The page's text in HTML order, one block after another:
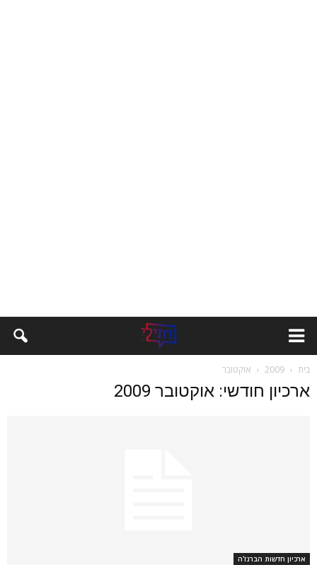
בית 2009 אוקטובר
ארכיון חודשי: אוקטובר 2009
ארכיון חדשות הברנז'ה